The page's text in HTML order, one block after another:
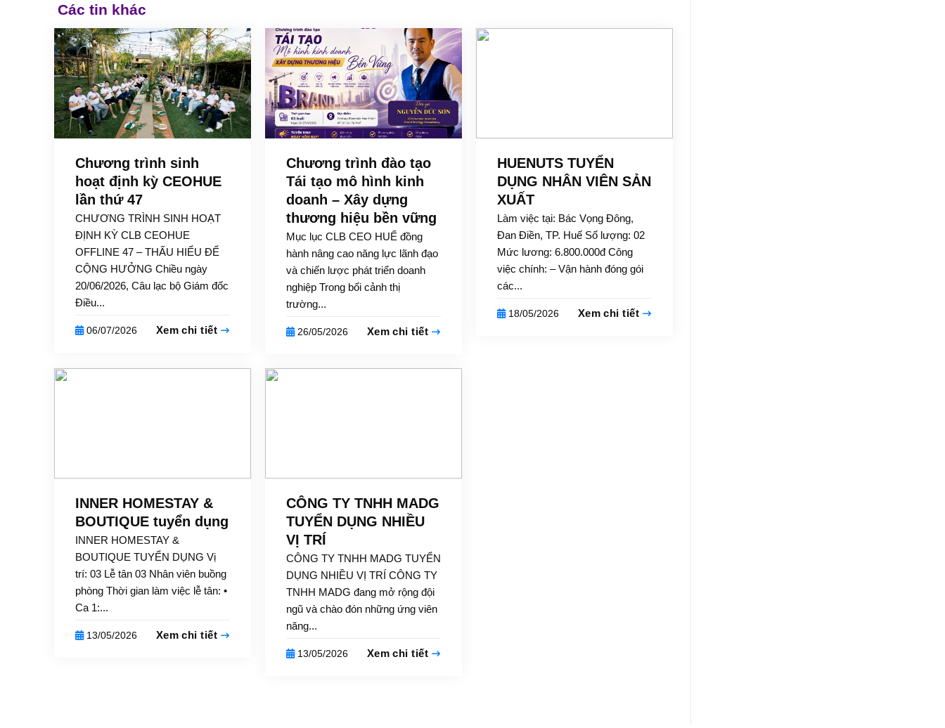
Các tin khác
Chương trình sinh
hoạt định kỳ CEOHUE
lần thứ 47
CHƯƠNG TRÌNH SINH HOẠT
ĐỊNH KỲ CLB CEOHUE
OFFLINE 47 – THẤU HIỂU ĐỂ
CỘNG HƯỞNG Chiều ngày
20/06/2026, Câu lạc bộ Giám đốc
Điều...
06/07/2026 Xem chi tiết
Chương trình đào tạo
Tái tạo mô hình kinh
doanh – Xây dựng
thương hiệu bền vững
Mục lục CLB CEO HUẾ đồng
hành nâng cao năng lực lãnh đạo
và chiến lược phát triển doanh
nghiệp Trong bối cảnh thị
trường...
26/05/2026 Xem chi tiết
HUENUTS TUYỂN
DỤNG NHÂN VIÊN SẢN
XUẤT
Làm việc tại: Bác Vọng Đông,
Đan Điền, TP. Huế Số lượng: 02
Mức lương: 6.800.000đ Công
việc chính: – Vận hành đóng gói
các...
18/05/2026 Xem chi tiết
INNER HOMESTAY &
BOUTIQUE tuyển dụng
INNER HOMESTAY &
BOUTIQUE TUYỂN DỤNG Vị
trí: 03 Lễ tân 03 Nhân viên buồng
phòng Thời gian làm việc lễ tân: •
Ca 1:...
13/05/2026 Xem chi tiết
CÔNG TY TNHH MADG
TUYỂN DỤNG NHIỀU
VỊ TRÍ
CÔNG TY TNHH MADG TUYỂN
DỤNG NHIỀU VỊ TRÍ CÔNG TY
TNHH MADG đang mở rộng đội
ngũ và chào đón những ứng viên
năng...
13/05/2026 Xem chi tiết